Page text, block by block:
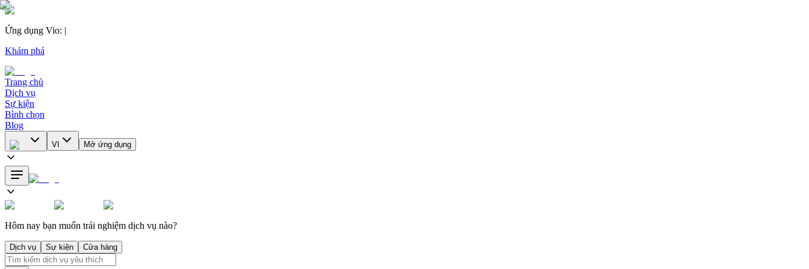
Ứng dụng Vio: |
Khám phá
Trang chủ
Dịch vụ
Sự kiện
Bình chọn
Blog
VI Mở ứng dụng
Hôm nay bạn muốn trải nghiệm dịch vụ nào?
Dịch vụ Sự kiện Cửa hàng